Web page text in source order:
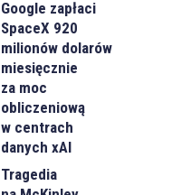
Google zapłaci
SpaceX 920
milionów dolarów
miesięcznie
za moc
obliczeniową
w centrach
danych xAI
Tragedia